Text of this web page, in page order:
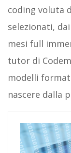
coding voluta
selezionati,
mesi full
tutor di
modelli
nascere dalla